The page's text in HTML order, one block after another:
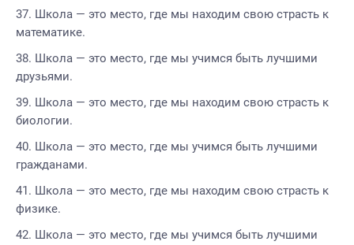
Школа — это место, где мы находим свою страсть к
математике.
Школа — это место, где мы учимся быть лучшими
друзьями.
Школа — это место, где мы находим свою страсть к
биологии.
Школа — это место, где мы учимся быть лучшими
гражданами.
Школа — это место, где мы находим свою страсть к
физике.
Школа — это место, где мы учимся быть лучшими